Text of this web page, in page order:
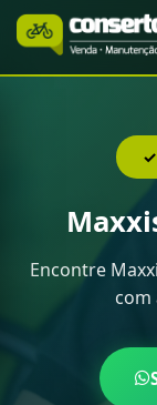
Encontre
com